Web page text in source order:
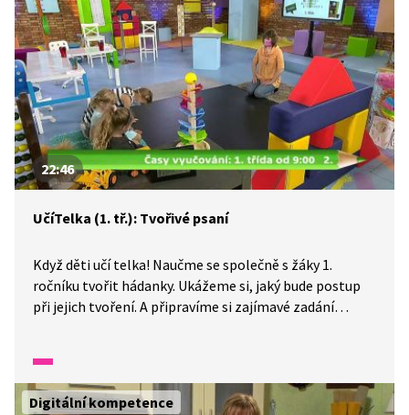
22:46
UčíTelka (1. tř.): Tvořivé psaní
Když děti učí telka! Naučme se společně s žáky 1.
ročníku tvořit hádanky. Ukážeme si, jaký bude postup
při jejich tvoření. A připravíme si zajímavé zadání
Digitální kompetence